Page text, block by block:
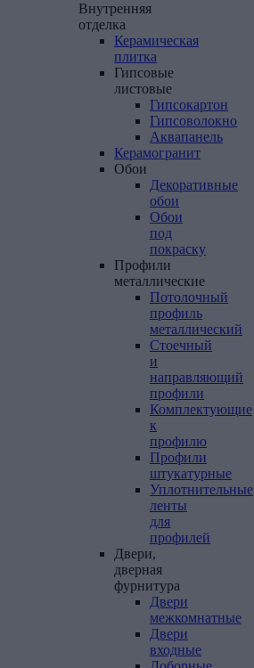
Внутренняя
отделка
Керамическая
плитка
Гипсовые
листовые
Гипсокартон
Гипсоволокно
Аквапанель
Керамогранит
Обои
Декоративные
обои
Обои
под
покраску
Профили
металлические
Потолочный
профиль
металлический
Стоечный
и
направляющий
профили
Комплектующие
к
профилю
Профили
штукатурные
Уплотнительные
ленты
для
профилей
Двери,
дверная
фурнитура
Двери
межкомнатные
Двери
входные